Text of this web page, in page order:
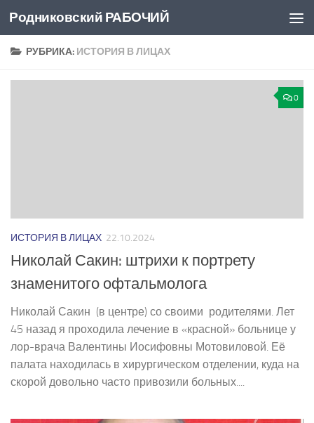
Перейти к содержимому
Родниковский РАБОЧИЙ
РУБРИКА: ИСТОРИЯ В ЛИЦАХ
0
ИСТОРИЯ В ЛИЦАХ 22.10.2024
Николай Сакин: штрихи к портрету
знаменитого офтальмолога
Николай Сакин (в центре) со своими родителями. Лет
45 назад я проходила лечение в «красной» больнице у
лор-врача Валентины Иосифовны Мотовиловой. Её
палата находилась в хирургическом отделении, куда на
скорой довольно часто привозили больных....